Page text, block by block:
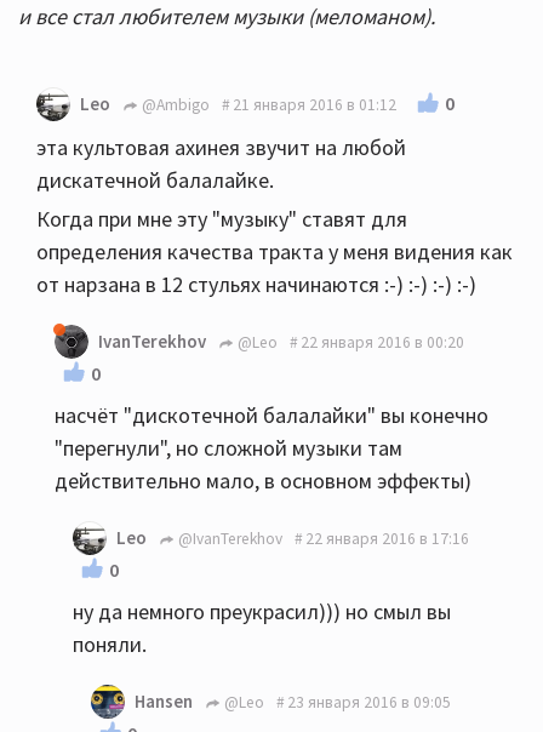
и все стал любителем музыки (меломаном).
Leo @Ambigo 21 января 2016 в 01:12 0
эта культовая ахинея звучит на любой
дискатечной балалайке.
Когда при мне эту "музыку" ставят для
определения качества тракта у меня видения как
от нарзана в 12 стульях начинаются :-) :-) :-) :-)
IvanTerekhov @Leo 22 января 2016 в 00:20
0
насчёт "дискотечной балалайки" вы конечно
"перегнули", но сложной музыки там
действительно мало, в основном эффекты)
Leo @IvanTerekhov 22 января 2016 в 17:16
0
ну да немного преукрасил))) но смыл вы
поняли.
Hansen @Leo 23 января 2016 в 09:05